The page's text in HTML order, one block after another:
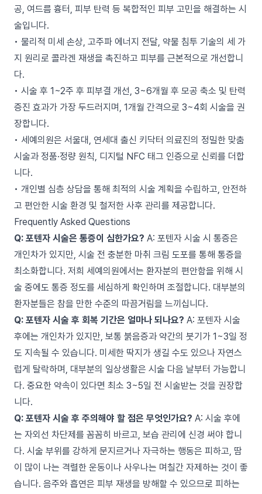
공, 여드름 흉터, 피부 탄력 등 복합적인 피부 고민을 해결하는 시
술입니다.
• 물리적 미세 손상, 고주파 에너지 전달, 약물 침투 기술의 세 가
지 원리로 콜라겐 재생을 촉진하고 피부를 근본적으로 개선합니
다.
• 시술 후 1~2주 후 피부결 개선, 3~6개월 후 모공 축소 및 탄력
증진 효과가 가장 두드러지며, 1개월 간격으로 3~4회 시술을 권
장합니다.
• 세예의원은 서울대, 연세대 출신 키닥터 의료진의 정밀한 맞춤
시술과 정품·정량 원칙, 디지털 NFC 태그 인증으로 신뢰를 더합
니다.
• 개인별 심층 상담을 통해 최적의 시술 계획을 수립하고, 안전하
고 편안한 시술 환경 및 철저한 사후 관리를 제공합니다.
Frequently Asked Questions
Q: 포텐자 시술은 통증이 심한가요? A: 포텐자 시술 시 통증은
개인차가 있지만, 시술 전 충분한 마취 크림 도포를 통해 통증을
최소화합니다. 저희 세예의원에서는 환자분의 편안함을 위해 시
술 중에도 통증 정도를 세심하게 확인하며 조절합니다. 대부분의
환자분들은 참을 만한 수준의 따끔거림을 느끼십니다.
Q: 포텐자 시술 후 회복 기간은 얼마나 되나요? A: 포텐자 시술
후에는 개인차가 있지만, 보통 붉음증과 약간의 붓기가 1~3일 정
도 지속될 수 있습니다. 미세한 딱지가 생길 수도 있으나 자연스
럽게 탈락하며, 대부분의 일상생활은 시술 다음 날부터 가능합니
다. 중요한 약속이 있다면 최소 3~5일 전 시술받는 것을 권장합
니다.
Q: 포텐자 시술 후 주의해야 할 점은 무엇인가요? A: 시술 후에
는 자외선 차단제를 꼼꼼히 바르고, 보습 관리에 신경 써야 합니
다. 시술 부위를 강하게 문지르거나 자극하는 행동은 피하고, 땀
이 많이 나는 격렬한 운동이나 사우나는 며칠간 자제하는 것이 좋
습니다. 음주와 흡연은 피부 재생을 방해할 수 있으므로 피하는